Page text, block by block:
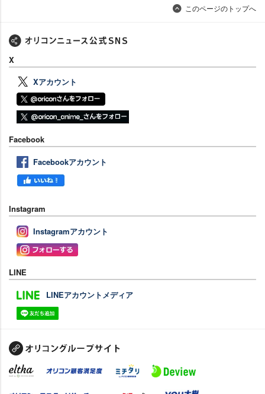
このページのトップへ
X
Xアカウント
Facebook
Facebookアカウント
Instagram
Instagramアカウント
LINE
LINEアカウントメディア